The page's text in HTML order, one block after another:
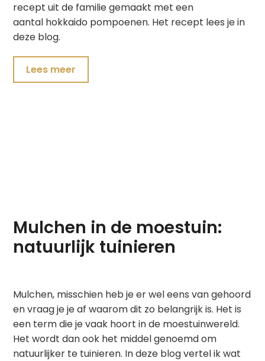
recept uit de familie gemaakt met een
aantal hokkaido pompoenen. Het recept lees je in
deze blog.
Lees meer
Mulchen in de moestuin:
natuurlijk tuinieren
Mulchen, misschien heb je er wel eens van gehoord
en vraag je je af waarom dit zo belangrijk is. Het is
een term die je vaak hoort in de moestuinwereld.
Het wordt dan ook het middel genoemd om
natuurlijker te tuinieren. In deze blog vertel ik wat